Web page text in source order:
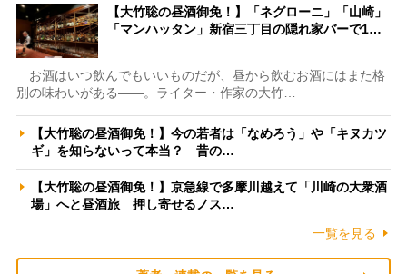
【大竹聡の昼酒御免！】「ネグローニ」「山崎」
「マンハッタン」新宿三丁目の隠れ家バーで1…
お酒はいつ飲んでもいいものだが、昼から飲むお酒にはまた格
別の味わいがある――。ライター・作家の大竹…
【大竹聡の昼酒御免！】今の若者は「なめろう」や「キヌカツ
ギ」を知らないって本当？ 昔の…
【大竹聡の昼酒御免！】京急線で多摩川越えて「川崎の大衆酒
場」へと昼酒旅 押し寄せるノス…
一覧を見る